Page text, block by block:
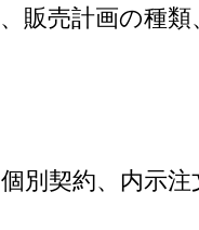
売計画の種類
契約、内示注